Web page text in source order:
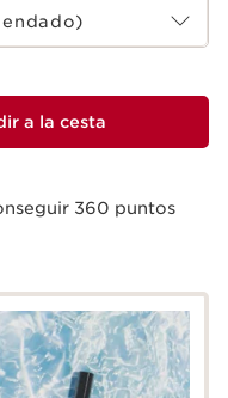
a la cesta
360 puntos